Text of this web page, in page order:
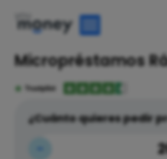
Micropréstamos
¿Cuánto quieres pedir